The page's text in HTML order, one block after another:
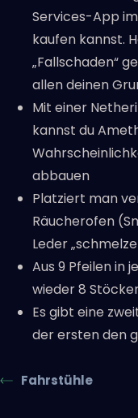
Services-App
kaufen kannst.
„Fallschaden“
allen deinen
Mit einer
kannst du
abbauen
Platziert man
Räucherofen
Leder
Aus 9 Pfeilen in
wieder 8
Es gibt eine
der ersten den
Fahrstühle